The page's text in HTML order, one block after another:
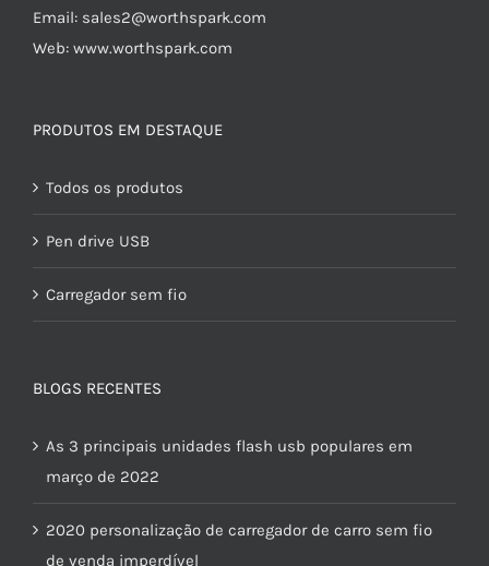
Email: sales2@worthspark.com
Web: www.worthspark.com
PRODUTOS EM DESTAQUE
Todos os produtos
Pen drive USB
Carregador sem fio
BLOGS RECENTES
As 3 principais unidades flash usb populares em
março de 2022
2020 personalização de carregador de carro sem fio
de venda imperdível